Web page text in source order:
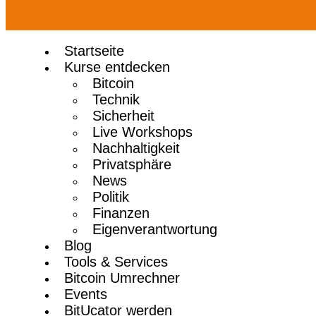
Startseite
Kurse entdecken
Bitcoin
Technik
Sicherheit
Live Workshops
Nachhaltigkeit
Privatsphäre
News
Politik
Finanzen
Eigenverantwortung
Blog
Tools & Services
Bitcoin Umrechner
Events
BitUcator werden